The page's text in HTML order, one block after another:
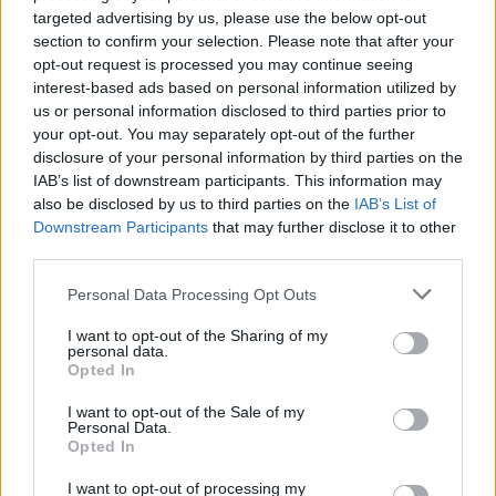
targeted advertising by us, please use the below opt-out
section to confirm your selection. Please note that after your
opt-out request is processed you may continue seeing
interest-based ads based on personal information utilized by
us or personal information disclosed to third parties prior to
your opt-out. You may separately opt-out of the further
disclosure of your personal information by third parties on the
IAB’s list of downstream participants. This information may
also be disclosed by us to third parties on the IAB’s List of
Downstream Participants that may further disclose it to other
Please note that this website/app uses one or more Google
not limited to your visit or usage behaviour. You may click to
grant or deny consent to Google and its third-party tags to
use your data for below specified purposes in below Google
consent section.
Personal Data Processing Opt Outs
I want to opt-out of the Sharing of my
personal data.
Opted In
I want to opt-out of the Sale of my
Personal Data.
Opted In
I want to opt-out of processing my
további üzemeltetését
Csendélet 5.0: alig balesetveszélyes lépcső és remek
állapotban levő buszmegálló mutatja, hogy Szolnok mennyire
élhető város
Pénteken újra csökken a benzin és a gázolaj ára is
Napokon belül megválasztja az új köztársasági elnököt az
Országgyűlés
Harmadfokú hőségriasztás az országban: Szolnokon klímát
A zárkában rosszul lett, elájult – ilyen körülményekről
számoltak be a szolnoki börtönből
Váratlan fennakadás borította fel a Szolnok–Kecskemét
vasútvonal közlekedését
A polgármester a szolnoki cégekhez fordult: több száz